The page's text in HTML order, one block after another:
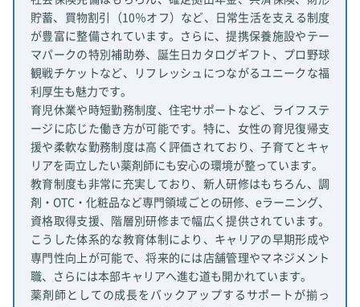
貯蓄、買物割引（10％オフ）など、日常生活を支える制度
が豊富に整備されています。さらに、提携保養施設やテー
マパークの特別補助券、誕生日カタログギフト、プロ野球
観戦チケットなど、リフレッシュにつながるユニークな福
利厚生も魅力です。
育児休業や時短勤務制度、住宅サポートなど、ライフステ
ージに応じた働き方が可能です。特に、女性の育児復帰支
援や柔軟な勤務制度は高く評価されており、子育てとキャ
リアを両立したい薬剤師にも安心の環境が整っています。
教育制度も非常に充実しており、新人研修はもちろん、調
剤・OTC・化粧品など専門領域ごとの研修、eラーニング、
資格取得支援、階層別研修まで幅広く提供されています。
こうした体系的な教育体制により、キャリアの早期形成や
専門性向上が可能で、将来的には店舗管理やマネジメント
職、さらには本部キャリアへ進む道も開かれています。
薬剤師としての成長をバックアップするサポートが揃っ